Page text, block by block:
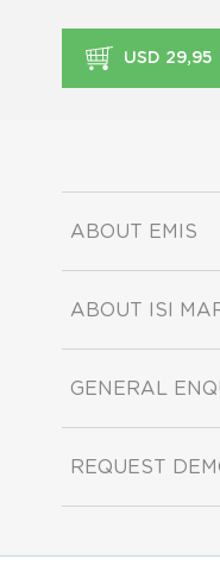
USD 29,95
ABOUT EMIS
ABOUT ISI
GENERAL
REQUEST